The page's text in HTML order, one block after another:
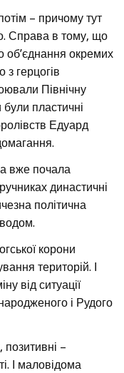
– причому тут
Справа в тому, що
об’єднання окремих
герцогів
Північну
пластичні
Едуард
вже почала
династичні
політична
корони
територій. І
від ситуації
і Рудого
позитивні –
І маловідома